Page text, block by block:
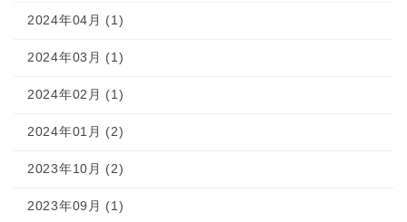
2024年04月 (1)
2024年03月 (1)
2024年02月 (1)
2024年01月 (2)
2023年10月 (2)
2023年09月 (1)